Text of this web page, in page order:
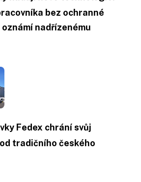
bez ochranné
nadřízenému
Fedex chrání svůj
tradičního českého